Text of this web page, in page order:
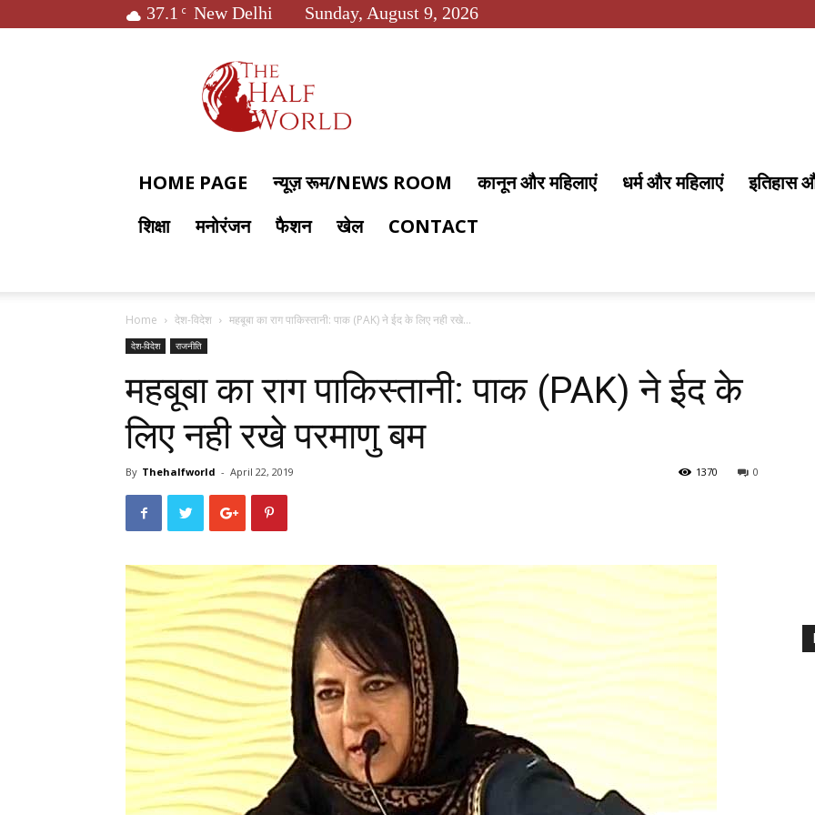
37.1 C New Delhi Sunday, August 9, 2026
World
HOME PAGE न्यूज़ रूम/NEWS ROOM कानून और महिलाएं धर्म और महिलाएं इतिहास
शिक्षा
मनोरंजन फैशन खेल CONTACT
Home देश-विदेश महबूबा का राग पाकिस्तानी: पाक (PAK) ने ईद के लिए नही रखे...
देश-विदेश राजनीति
महबूबा का राग पाकिस्तानी: पाक (PAK) ने ईद के
लिए नही रखे परमाणु बम
By Thehalfworld - April 22, 2019 0
1370